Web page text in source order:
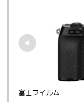
富士フイルム